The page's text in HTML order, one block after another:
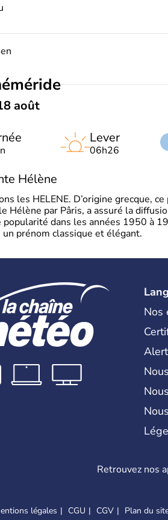
août
Lever
06h26
Hélène
les HELENE. D’origine grecque,
Hélène par Pâris, a assuré la
popularité dans les années 1950 à
prénom classique et élégant.
Nos
Retrouvez nos
légales CGU CGV Plan du